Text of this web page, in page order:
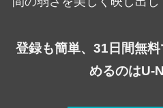
登録も簡単、31日間無
めるのはU-